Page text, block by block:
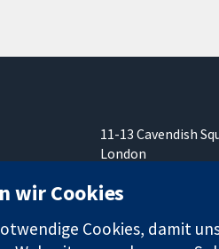
11-13 Cavendish
London
Vereinigtes
wir Cookies
Cookies, damit